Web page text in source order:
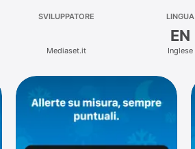
SVILUPPATORE
Mediaset.it
LINGUA
EN
Inglese